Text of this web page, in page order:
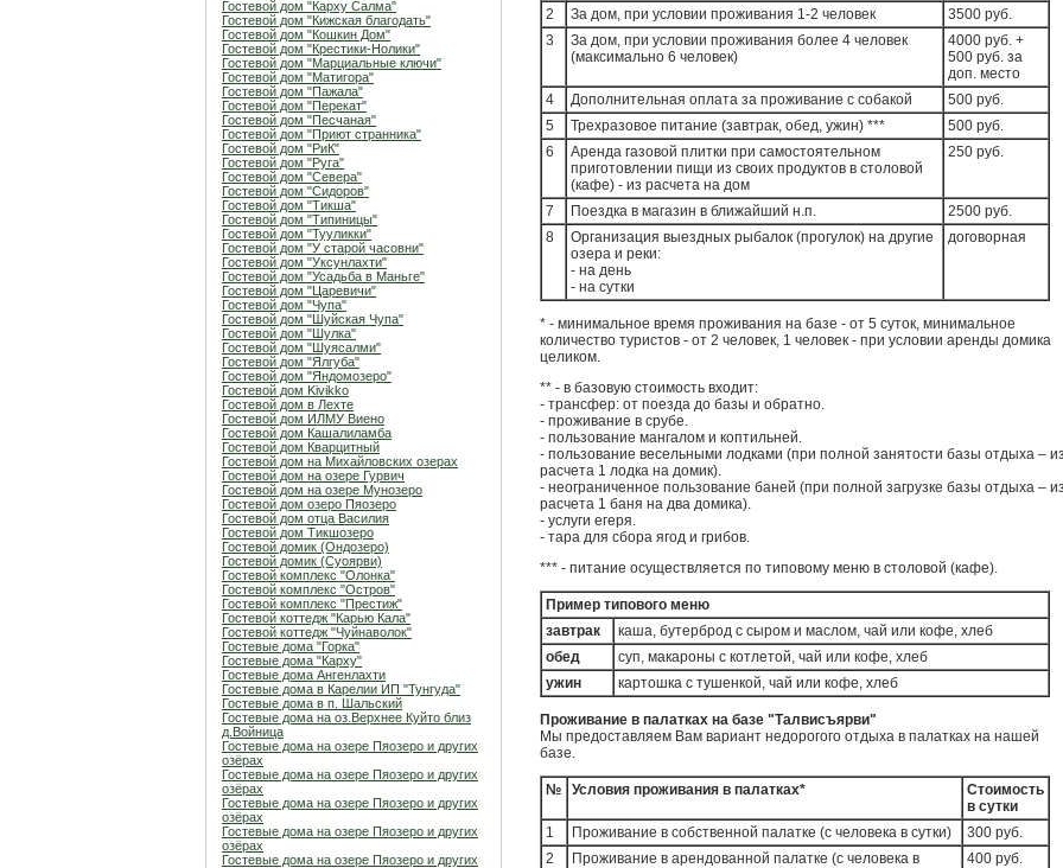
Гостевой дом "Карху Салма"
Гостевой дом "Кижская благодать"
Гостевой дом "Кошкин Дом"
Гостевой дом "Крестики-Нолики"
Гостевой дом "Марциальные ключи"
Гостевой дом "Матигора"
Гостевой дом "Пажала"
Гостевой дом "Перекат"
Гостевой дом "Песчаная"
Гостевой дом "Приют странника"
Гостевой дом "РиК"
Гостевой дом "Руга"
Гостевой дом "Севера"
Гостевой дом "Сидоров"
Гостевой дом "Тикша"
Гостевой дом "Типиницы"
Гостевой дом "Тууликки"
Гостевой дом "У старой часовни"
Гостевой дом "Уксунлахти"
Гостевой дом "Усадьба в Маньге"
Гостевой дом "Царевичи"
Гостевой дом "Чупа"
Гостевой дом "Шуйская Чупа"
Гостевой дом "Шулка"
Гостевой дом "Шуясалми"
Гостевой дом "Ялгуба"
Гостевой дом "Яндомозеро"
Гостевой дом Kivikko
Гостевой дом в Лехте
Гостевой дом ИЛМУ Виено
Гостевой дом Кашалиламба
Гостевой дом Кварцитный
Гостевой дом на Михайловских озерах
Гостевой дом на озере Гурвич
Гостевой дом на озере Мунозеро
Гостевой дом озеро Пяозеро
Гостевой дом отца Василия
Гостевой дом Тикшозеро
Гостевой домик (Ондозеро)
Гостевой домик (Суоярви)
Гостевой комплекс "Олонка"
Гостевой комплекс "Остров"
Гостевой комплекс "Престиж"
Гостевой коттедж "Карью Кала"
Гостевой коттедж "Чуйнаволок"
Гостевые дома "Горка"
Гостевые дома "Карху"
Гостевые дома Ангенлахти
Гостевые дома в Карелии ИП "Тунгуда"
Гостевые дома в п. Шальский
Гостевые дома на оз.Верхнее Куйто близ
д.Войница
Гостевые дома на озере Пяозеро и других
озёрах
Гостевые дома на озере Пяозеро и других
озёрах
Гостевые дома на озере Пяозеро и других
озёрах
Гостевые дома на озере Пяозеро и других
озёрах
Гостевые дома на озере Пяозеро и других
2
За дом, при условии проживания 1-2 человек
3500 руб.
3
За дом, при условии проживания более 4 человек
(максимально 6 человек)
4000 руб. +
500 руб. за
доп. место
4
Дополнительная оплата за проживание с собакой
500 руб.
5
Трехразовое питание (завтрак, обед, ужин) ***
500 руб.
6
Аренда газовой плитки при самостоятельном
приготовлении пищи из своих продуктов в столовой
(кафе) - из расчета на дом
250 руб.
7 Поездка в магазин в ближайший н.п.
2500 руб.
8
Организация выездных рыбалок (прогулок) на другие
озера и реки:
- на день
- на сутки
договорная
* - минимальное время проживания на базе - от 5 суток, минимальное
количество туристов - от 2 человек, 1 человек - при условии аренды домика
целиком.
** - в базовую стоимость входит:
- трансфер: от поезда до базы и обратно.
- проживание в срубе.
- пользование мангалом и коптильней.
- пользование весельными лодками (при полной занятости базы отдыха – из
расчета 1 лодка на домик).
- неограниченное пользование баней (при полной загрузке базы отдыха – из
расчета 1 баня на два домика).
- услуги егеря.
- тара для сбора ягод и грибов.
*** - питание осуществляется по типовому меню в столовой (кафе).
Пример типового меню
завтрак
каша, бутерброд с сыром и маслом, чай или кофе, хлеб
обед
суп, макароны с котлетой, чай или кофе, хлеб
ужин
картошка с тушенкой, чай или кофе, хлеб
Проживание в палатках на базе "Талвисъярви"
Мы предоставляем Вам вариант недорогого отдыха в палатках на нашей
базе.
№ Условия проживания в палатках*
Стоимость
в сутки
1
Проживание в собственной палатке (с человека в сутки)
300 руб.
2
Проживание в арендованной палатке (с человека в
400 руб.